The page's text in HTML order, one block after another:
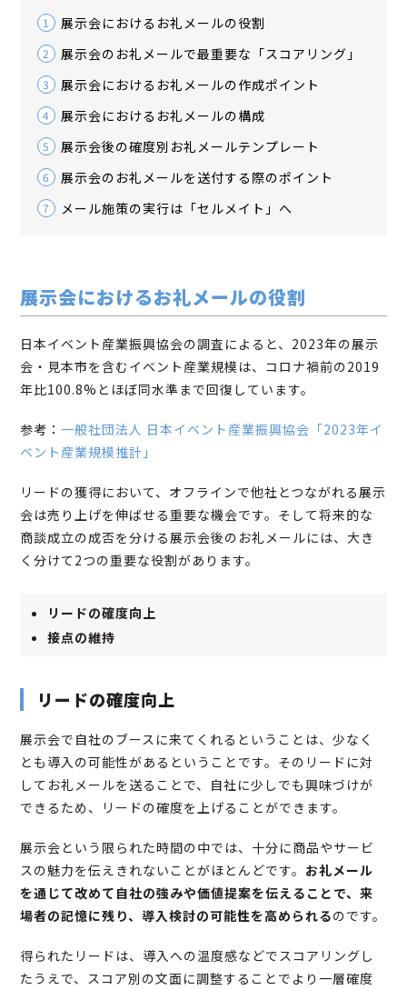
1 展示会におけるお礼メールの役割
2 展示会のお礼メールで最重要な「スコアリング」
3 展示会におけるお礼メールの作成ポイント
4 展示会におけるお礼メールの構成
5 展示会後の確度別お礼メールテンプレート
6 展示会のお礼メールを送付する際のポイント
7 メール施策の実行は「セルメイト」へ
展示会におけるお礼メールの役割
日本イベント産業振興協会の調査によると、2023年の展示
会・見本市を含むイベント産業規模は、コロナ禍前の2019
年比100.8%とほぼ同水準まで回復しています。
参考： 一般社団法人 日本イベント産業振興協会「2023年イ
ベント産業規模推計」
リードの獲得において、オフラインで他社とつながれる展示
会は売り上げを伸ばせる重要な機会です。そして将来的な
商談成立の成否を分ける展示会後のお礼メールには、大き
く分けて2つの重要な役割があります。
リードの確度向上
接点の維持
リードの確度向上
展示会で自社のブースに来てくれるということは、少なく
とも導入の可能性があるということです。そのリードに対
してお礼メールを送ることで、自社に少しでも興味づけが
できるため、リードの確度を上げることができます。
展示会という限られた時間の中では、十分に商品やサービ
スの魅力を伝えきれないことがほとんどです。 お礼メール
を通じて改めて自社の強みや価値提案を伝えることで、来
場者の記憶に残り、導入検討の可能性を高められるのです。
得られたリードは、導入への温度感などでスコアリングし
たうえで、スコア別の文面に調整することでより一層確度